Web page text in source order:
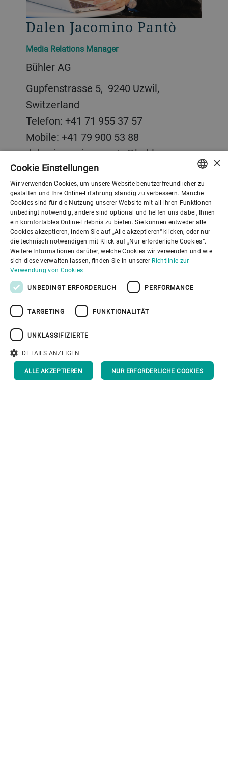
Dalen Jacomino Pantò
Media Relations Manager
Bühler AG
Gupfenstrasse 5, 9240 Uzwil,
Switzerland
Telefon: +41 71 955 37 57
Mobile: +41 79 900 53 88
dalen.jacomino_panto@buhlergroup.com
KONTAKT ENGLISH
SPANISH
GERMAN
FRENCH
PORTUGUESE
×
Cookie Einstellungen
Wir verwenden Cookies, um unsere Website benutzerfreundlicher zu
gestalten und Ihre Online-Erfahrung ständig zu verbessern. Manche
Cookies sind für die Nutzung unserer Website mit all ihren Funktionen
unbedingt notwendig, andere sind optional und helfen uns dabei, Ihnen
ein komfortables Online-Erlebnis zu bieten. Sie können entweder alle
Cookies akzeptieren, indem Sie auf „Alle akzeptieren“ klicken, oder nur
die technisch notwendigen mit Klick auf „Nur erforderliche Cookies“.
Weitere Informationen darüber, welche Cookies wir verwenden und wie
sich diese verwalten lassen, finden Sie in unserer Richtlinie zur
Verwendung von Cookies
UNBEDINGT ERFORDERLICH PERFORMANCE
TARGETING FUNKTIONALITÄT
UNKLASSIFIZIERTE
DETAILS ANZEIGEN
ALLE AKZEPTIEREN NUR ERFORDERLICHE COOKIES